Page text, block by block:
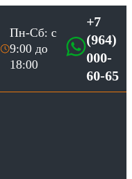
Пн-Сб: с
9:00 до
18:00
+7
(964)
000-
60-65